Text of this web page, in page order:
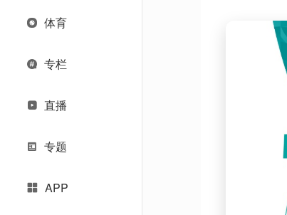
体育
专栏
直播
专题
APP